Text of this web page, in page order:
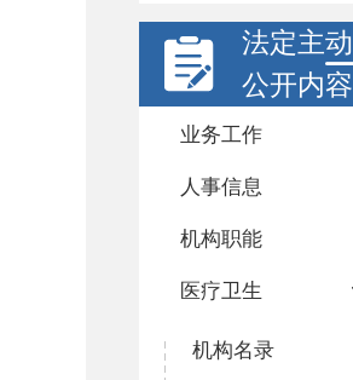
法定主动
公开内容
业务工作
人事信息
机构职能
医疗卫生
机构名录